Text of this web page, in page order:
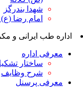
بندرگز
رضا (ع) خانببین
و مکمل
تشکیلاتی
وظایف